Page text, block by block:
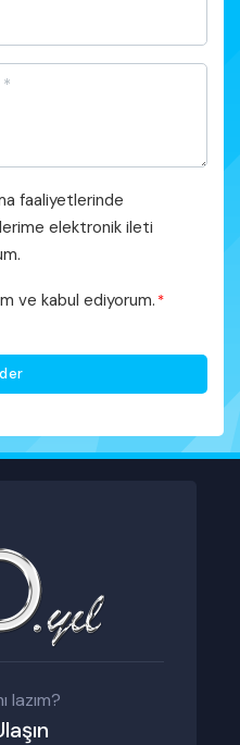
faaliyetlerinde
elektronik ileti
ve kabul ediyorum. *
lazım?